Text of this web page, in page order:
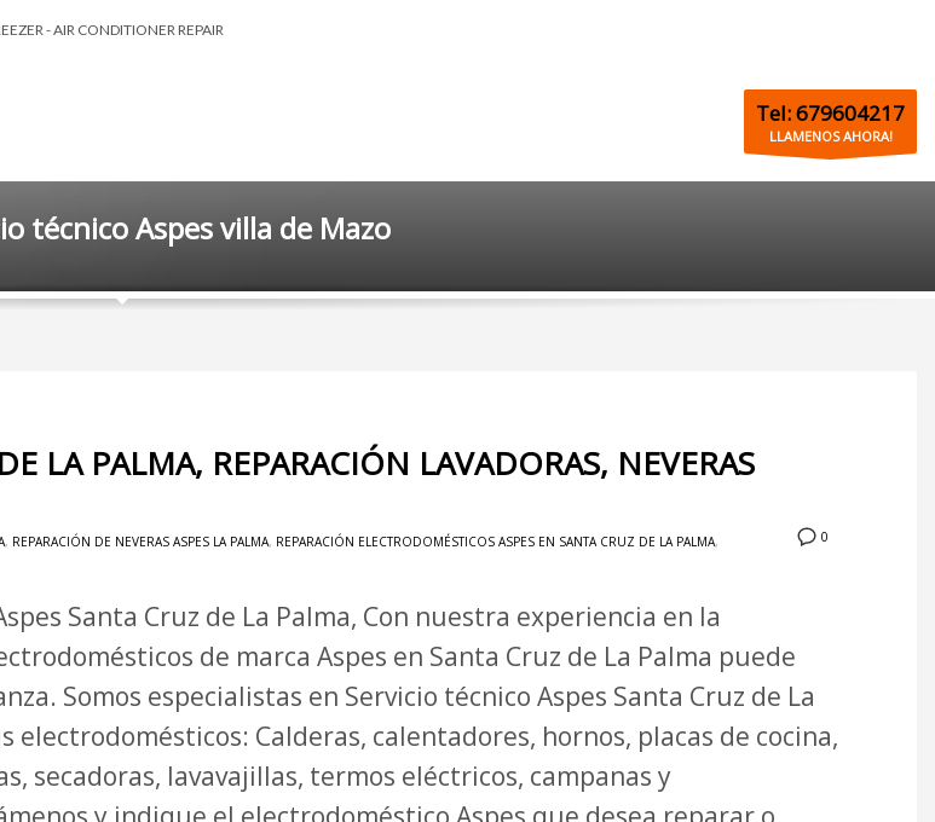
- AIR CONDITIONER REPAIR
Tel: 679604217
LLAMENOS AHORA!
técnico Aspes villa de Mazo
LA PALMA, REPARACIÓN LAVADORAS, NEVERAS
0
, REPARACIÓN DE NEVERAS ASPES LA PALMA, REPARACIÓN ELECTRODOMÉSTICOS ASPES EN SANTA CRUZ DE LA PALMA,
Santa Cruz de La Palma, Con nuestra experiencia en la
de marca Aspes en Santa Cruz de La Palma puede
Somos especialistas en Servicio técnico Aspes Santa Cruz de La
electrodomésticos: Calderas, calentadores, hornos, placas de cocina,
secadoras, lavavajillas, termos eléctricos, campanas y